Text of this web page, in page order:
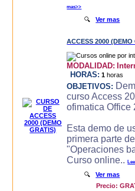
mas>>
🔍Ver mas
ACCESS 2000 (DEMO
MODALIDAD:
HORAS: 1 horas
OBJETIVOS:
curso Access
ofimatica Office
Esta demo de
primera parte
"Operaciones
Curso online..
🔍Ver mas
Precio: